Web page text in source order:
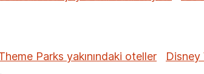
Parks yakınındaki oteller
Disney